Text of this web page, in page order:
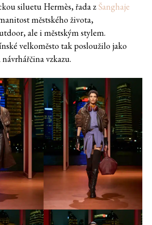
siluetu Hermès, řada z Šanghaje
městského života,
ale i městským stylem.
velkoměsto tak posloužilo jako
vzkazu.